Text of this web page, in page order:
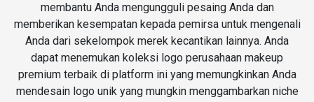
membantu Anda mengungguli pesaing Anda dan
memberikan kesempatan kepada pemirsa untuk mengenali
Anda dari sekelompok merek kecantikan lainnya. Anda
dapat menemukan koleksi logo perusahaan makeup
premium terbaik di platform ini yang memungkinkan Anda
mendesain logo unik yang mungkin menggambarkan niche